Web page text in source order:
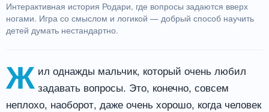
Интерактивная история Родари, где вопросы задаются вверх
ногами. Игра со смыслом и логикой — добрый способ научить
детей думать нестандартно.
Ж ил однажды мальчик, который очень любил
задавать вопросы. Это, конечно, совсем
неплохо, наоборот, даже очень хорошо, когда человек